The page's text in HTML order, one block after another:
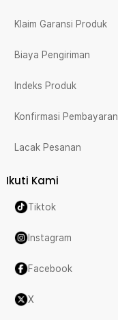
Klaim Garansi Produk
Biaya Pengiriman
Indeks Produk
Konfirmasi Pembayaran
Lacak Pesanan
Ikuti Kami
Tiktok
Instagram
Facebook
X